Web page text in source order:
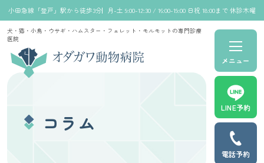
犬・猫・小鳥・ウサギ・ハムスター・フェレット・モルモットの専門診療
医院
小田急線「登戸」駅から徒歩3分 月-土 9:00-12:30 / 16:00-19:00 日祝 18:00まで 休診木曜
LINE予約
電話予約
メニュー
コラム